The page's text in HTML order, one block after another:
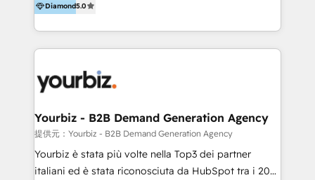
market, and enterprise teams to maximize
HubSpot’s full potential through: 💎HubSpot Audits,
Management & Optimization 💎RevOps-powered
Brand Development, Growth Strategy, AI SEO &
Integrations 💎Go-To-Market (GTM) Strategies &
Account-Based Marketing 💎CMS Development &
Conversion-Focused Websites With a 5.0⭐average
rating and 140+ verified client reviews on the
Diamond5.0
Yourbiz - B2B Demand Generation Agency
提供元：Yourbiz - B2B Demand Generation Agency
Yourbiz è stata più volte nella Top3 dei partner
italiani ed è stata riconosciuta da HubSpot tra i 20